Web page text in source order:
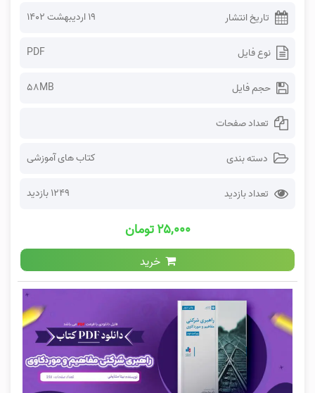
تاریخ انتشار ۱۹ اردیبهشت ۱۴۰۲
نوع فایل PDF
حجم فایل 58MB
تعداد صفحات
دسته بندی کتاب های آموزشی
تعداد بازدید 1249 بازدید
۲۵,۰۰۰ تومان
خرید